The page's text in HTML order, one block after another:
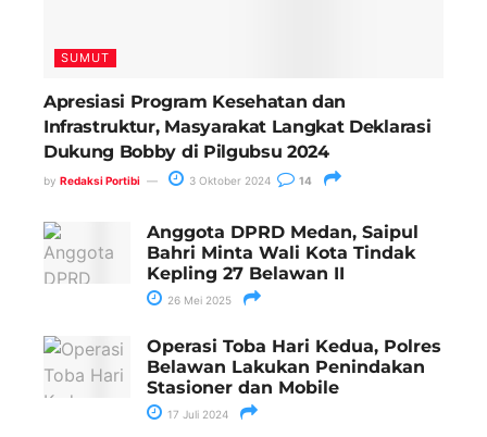
SUMUT
Apresiasi Program Kesehatan dan
Infrastruktur, Masyarakat Langkat Deklarasi
Dukung Bobby di Pilgubsu 2024
by Redaksi Portibi 3 Oktober 2024 14
Anggota DPRD Medan, Saipul
Bahri Minta Wali Kota Tindak
Kepling 27 Belawan II
26 Mei 2025
Operasi Toba Hari Kedua, Polres
Belawan Lakukan Penindakan
Stasioner dan Mobile
17 Juli 2024